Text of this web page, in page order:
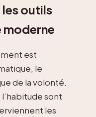
outils
moderne
est
le
de la volonté.
sont
les